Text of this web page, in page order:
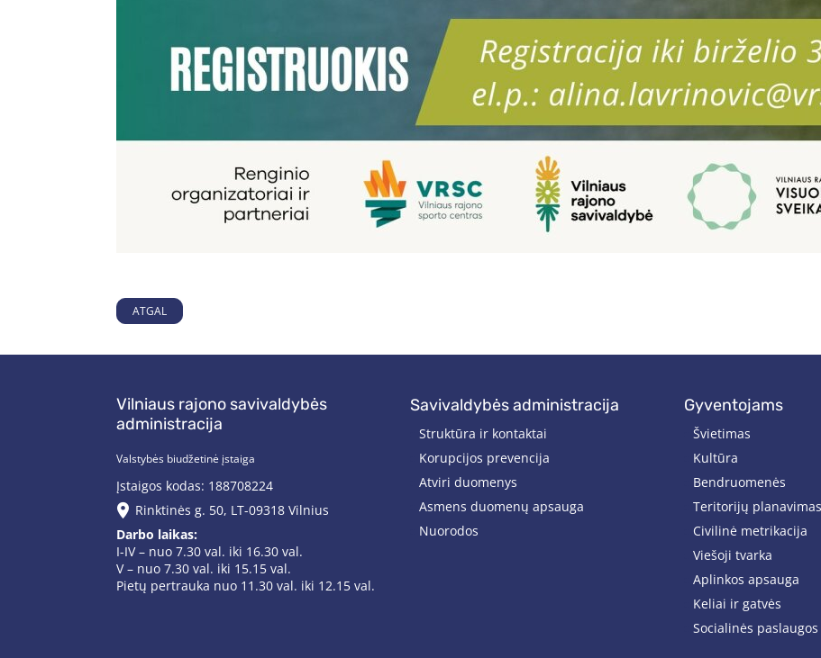
ATGAL
Vilniaus rajono savivaldybės
administracija
Valstybės biudžetinė įstaiga
Įstaigos kodas: 188708224
Rinktinės g. 50, LT-09318 Vilnius
Darbo laikas:
I-IV – nuo 7.30 val. iki 16.30 val.
V – nuo 7.30 val. iki 15.15 val.
Pietų pertrauka nuo 11.30 val. iki 12.15 val.
savivaldybės administracija
Struktūra ir kontaktai
Korupcijos prevencija
Atviri duomenys
Asmens duomenų apsauga
Nuorodos
gyventojams
Švietimas
Kultūra
Bendruomenės
Teritorijų planavimas
Civilinė metrikacija
Viešoji tvarka
Aplinkos apsauga
Keliai ir gatvės
Socialinės paslaugos